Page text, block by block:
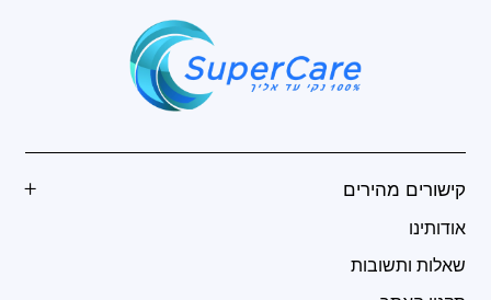
קישורים מהירים
אודותינו
שאלות ותשובות